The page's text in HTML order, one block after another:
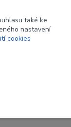
také ke
nastavení
cookies